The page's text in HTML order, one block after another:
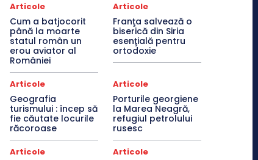
Articole
Cum a batjocorit
până la moarte
statul român un
erou aviator al
României
Articole
Franţa salvează o
biserică din Siria
esenţială pentru
ortodoxie
Articole
Geografia
turismului : încep să
fie căutate locurile
răcoroase
Articole
Porturile georgiene
la Marea Neagră,
refugiul petrolului
rusesc
Articole Articole